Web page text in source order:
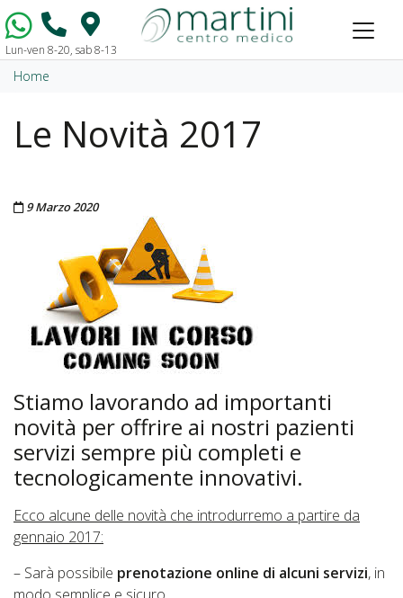
Vai al contenuto
Lun-ven 8-20, sab 8-13
Home
Le Novità 2017
Pubblicato il
9 Marzo 2020
Stiamo lavorando ad importanti
novità per offrire ai nostri pazienti
servizi sempre più completi e
tecnologicamente innovativi.
Ecco alcune delle novità che introdurremo a partire da
gennaio 2017:
– Sarà possibile prenotazione online di alcuni servizi, in